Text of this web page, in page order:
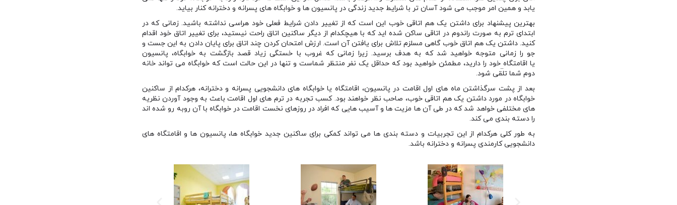
یابد و همین امر موجب می شود آسان تر با شرایط جدید زندگی در پانسیون ها و خوابگاه های پسرانه و دخترانه کنار بیاید.
بهترین پیشنهاد برای داشتن یک هم اتاقی خوب این است که از تغییر دادن شرایط فعلی خود هراسی نداشته باشید. زمانی که در
ابتدای ترم به صورت راندوم در اتاقی ساکن شده اید که با هیچکدام از دیگر ساکنین اتاق راحت نیستید، برای تغییر اتاق خود اقدام
کنید. داشتن یک هم اتاق خوب گاهی مسلزم تلاش برای یافتن آن است. ارزش امتحان کردن چند اتاق برای پایان دادن به این جست و
جو را زمانی متوجه خواهید شد که به هدف برسید. زیرا زمانی که غروب با خستگی زیاد قصد بازگشت به خوابگاه، پانسیون
یا اقامتگاه خود را دارید، مطمئن خواهید بود که حداقل یک نفر منتظر شماست و تنها در این حالت است که خوابگاه می تواند خانه
دوم شما تلقی شود.
بعد از پشت سرگذاشتن ماه های اول اقامت در پانسیون، اقامتگاه یا خوابگاه های دانشجویی پسرانه و دخترانه، هرکدام از ساکنین
خوابگاه در مورد داشتن یک هم اتاقی خوب، صاحب نظر خواهند بود. کسب تجربه در ترم های اول اقامت باعث به وجود آوردن نظریه
های مختلفی خواهد شد که در طی آن ها مزیت ها و آسیب هایی که افراد در روزهای نخست اقامت در خوابگاه با آن روبه رو شده اند
را دسته بندی می کند.
به طور کلی هرکدام از این تجربیات و دسته بندی ها می تواند کمکی برای ساکنین جدید خوابگاه ها، پانسیون ها و اقامتگاه های
دانشجویی کارمندی پسرانه و دخترانه باشد.